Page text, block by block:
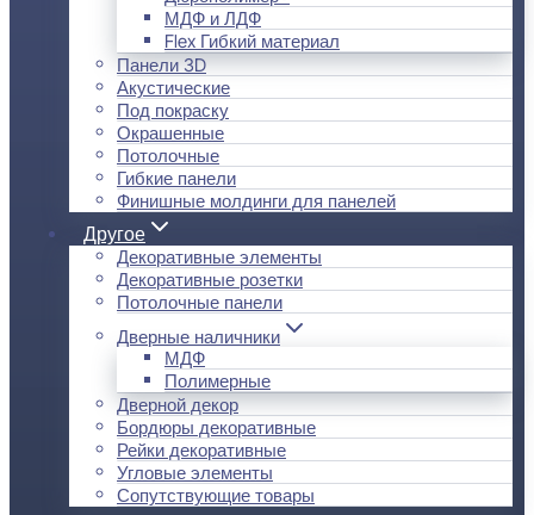
МДФ и ЛДФ
Flex Гибкий материал
Панели 3D
Акустические
Под покраску
Окрашенные
Потолочные
Гибкие панели
Финишные молдинги для панелей
Другое
Декоративные элементы
Декоративные розетки
Потолочные панели
Дверные наличники
МДФ
Полимерные
Дверной декор
Бордюры декоративные
Рейки декоративные
Угловые элементы
Сопутствующие товары